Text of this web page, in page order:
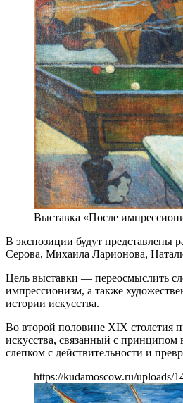
Выставка «После
В экспозиции будут представлены
Серова, Михаила Ларионова,
Цель выставки — переосмыслить
импрессионизм, а также
истории искусства.
Во второй половине XIX столетия
искусства, связанный с принципом
слепком с действительности и
https://kudamoscow.ru/uploads/